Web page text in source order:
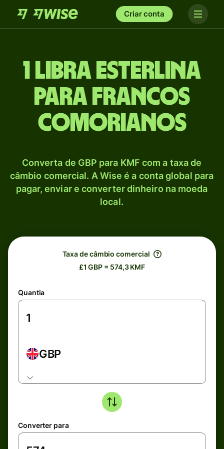
Criar conta
1 Libra esterlina
para Francos
comorianos
Converta de GBP para KMF com a taxa de
câmbio comercial. A Wise é a conta global para
pagar, enviar e converter dinheiro na moeda
local.
Taxa de câmbio comercial
£1 GBP = 574,3 KMF
Quantia
GBP
Converter para